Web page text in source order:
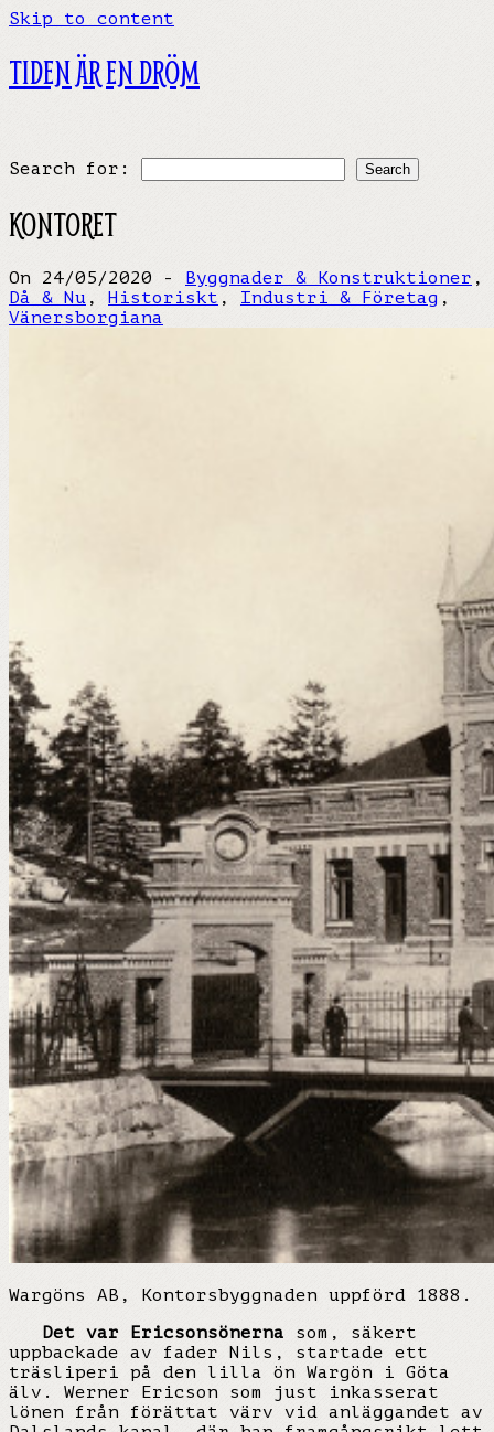
Skip to content
TIDEN ÄR EN DRÖM
Search for:
KONTORET
On 24/05/2020 - Byggnader & Konstruktioner ,
Då & Nu , Historiskt , Industri & Företag ,
Vänersborgiana
Wargöns AB, Kontorsbyggnaden uppförd 1888.
Det var Ericsonsönerna som, säkert
uppbackade av fader Nils, startade ett
träsliperi på den lilla ön Wargön i Göta
älv. Werner Ericson som just inkasserat
lönen från förättat värv vid anläggandet av